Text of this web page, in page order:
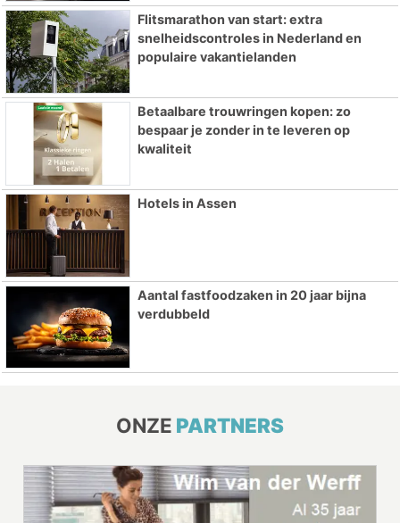
Flitsmarathon van start: extra
snelheidscontroles in Nederland en
populaire vakantielanden
Betaalbare trouwringen kopen: zo
bespaar je zonder in te leveren op
kwaliteit
Hotels in Assen
Aantal fastfoodzaken in 20 jaar bijna
verdubbeld
ONZE PARTNERS